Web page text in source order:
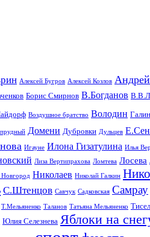
Алексей Бугров Алексей Козлов
Борис Смирнов В.Богданов
Воздушное братство Володин
Домени Дубровки Дульцев
Игауне Илона Гизатулина Илья
Лиза Вертипрахова Ломтева Лосева
Николаев Николай Галкин
С.Штенцов Савчук Садковская Самрау
Т.Мельяненко Таланов Татьяна Мельяненко
Юлия Селезнева Яблоки на